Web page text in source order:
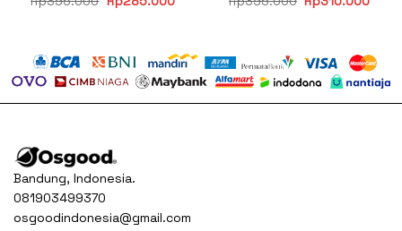
price price
Bandung, Indonesia.
081903499370
osgoodindonesia@gmail.com